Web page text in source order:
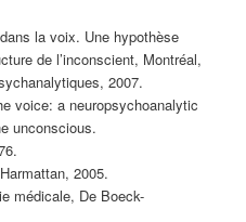
la voix. Une hypothèse
de l’inconscient, Montréal,
2007.
voice: a neuropsychoanalytic
unconscious.
2005.
médicale, De Boeck-